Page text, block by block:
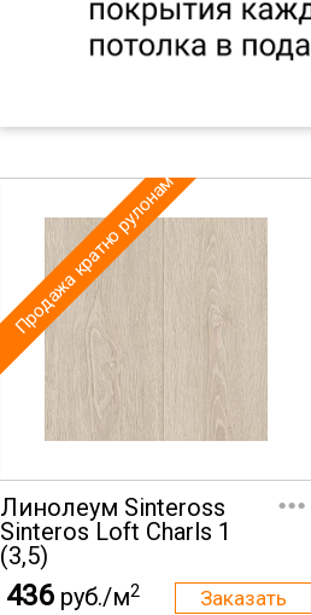
Продажа кратно рулонам
Линолеум Sinteross
Sinteros Loft Charls 1
(3,5)
...
436 руб./м2